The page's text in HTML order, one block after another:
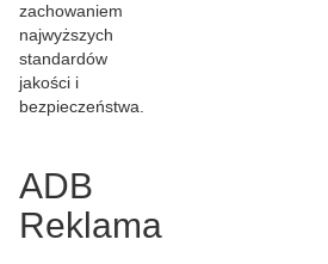
zachowaniem
najwyższych
standardów
jakości i
bezpieczeństwa.
ADB
Reklama